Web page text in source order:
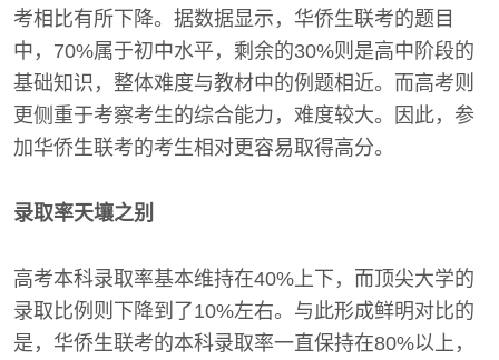
考相比有所下降。据数据显示，华侨生联考的题目
中，70%属于初中水平，剩余的30%则是高中阶段的
基础知识，整体难度与教材中的例题相近。而高考则
更侧重于考察考生的综合能力，难度较大。因此，参
加华侨生联考的考生相对更容易取得高分。
录取率天壤之别
高考本科录取率基本维持在40%上下，而顶尖大学的
录取比例则下降到了10%左右。与此形成鲜明对比的
是，华侨生联考的本科录取率一直保持在80%以上，